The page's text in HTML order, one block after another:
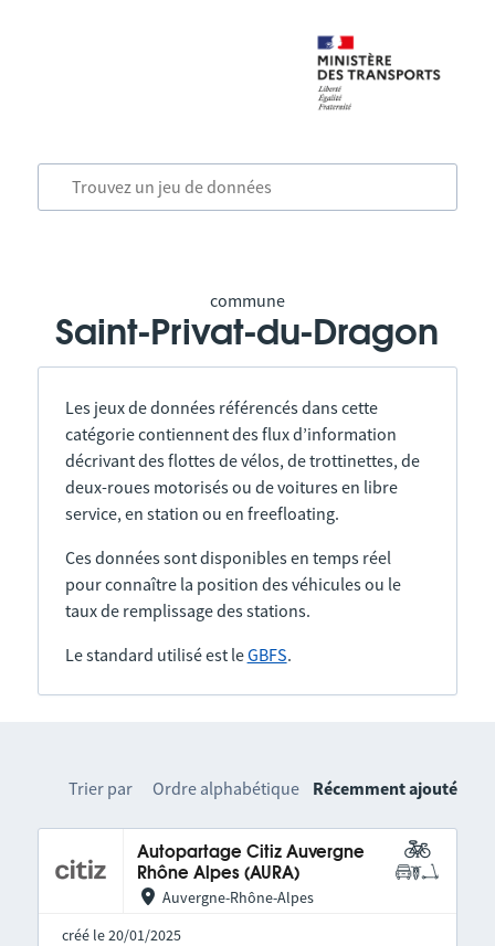
commune
Saint-Privat-du-Dragon
Les jeux de données référencés dans cette
catégorie contiennent des flux d’information
décrivant des flottes de vélos, de trottinettes, de
deux-roues motorisés ou de voitures en libre
service, en station ou en freefloating.
Ces données sont disponibles en temps réel
pour connaître la position des véhicules ou le
taux de remplissage des stations.
Le standard utilisé est leGBFS.
Trier par Ordre alphabétique Récemment ajouté
Autopartage Citiz Auvergne
Rhône Alpes (AURA)
Auvergne-Rhône-Alpes
créé le 20/01/2025